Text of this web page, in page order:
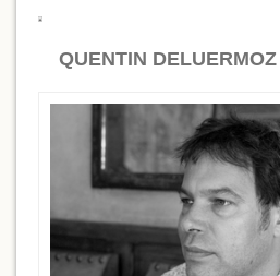
QUENTIN DELUERMOZ